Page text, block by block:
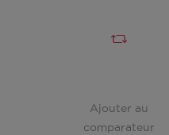
Ajouter au
comparateur